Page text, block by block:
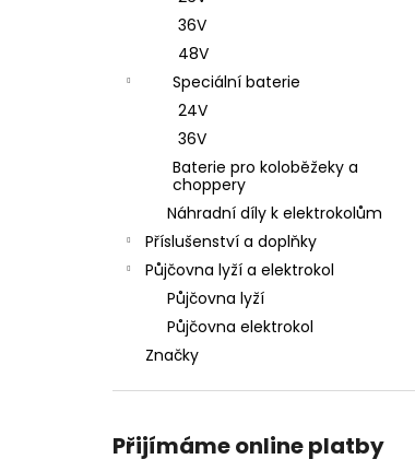
36V
48V
Speciální baterie
24V
36V
Baterie pro koloběžeky a
choppery
Náhradní díly k elektrokolům
Příslušenství a doplňky
Půjčovna lyží a elektrokol
Půjčovna lyží
Půjčovna elektrokol
Značky
Přijímáme online platby